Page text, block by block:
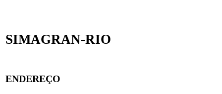
SIMAGRAN-RIO
ENDEREÇO